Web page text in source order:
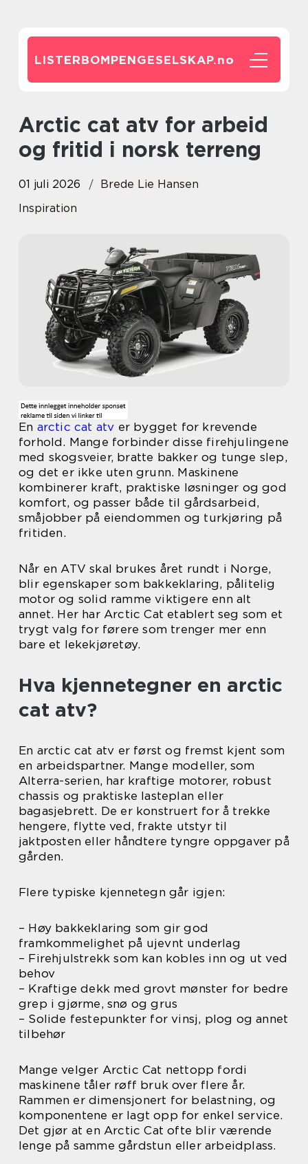
LISTERBOMPENGESELSKAP.no
Arctic cat atv for arbeid
og fritid i norsk terreng
01 juli 2026
Brede Lie Hansen
Inspiration
En arctic cat atv er bygget for krevende
forhold. Mange forbinder disse firehjulingene
med skogsveier, bratte bakker og tunge slep,
og det er ikke uten grunn. Maskinene
kombinerer kraft, praktiske løsninger og god
komfort, og passer både til gårdsarbeid,
småjobber på eiendommen og turkjøring på
fritiden.
Når en ATV skal brukes året rundt i Norge,
blir egenskaper som bakkeklaring, pålitelig
motor og solid ramme viktigere enn alt
annet. Her har Arctic Cat etablert seg som et
trygt valg for førere som trenger mer enn
bare et lekekjøretøy.
Hva kjennetegner en arctic
cat atv?
En arctic cat atv er først og fremst kjent som
en arbeidspartner. Mange modeller, som
Alterra-serien, har kraftige motorer, robust
chassis og praktiske lasteplan eller
bagasjebrett. De er konstruert for å trekke
hengere, flytte ved, frakte utstyr til
jaktposten eller håndtere tyngre oppgaver på
gården.
Flere typiske kjennetegn går igjen:
– Høy bakkeklaring som gir god
framkommelighet på ujevnt underlag
– Firehjulstrekk som kan kobles inn og ut ved
behov
– Kraftige dekk med grovt mønster for bedre
grep i gjørme, snø og grus
– Solide festepunkter for vinsj, plog og annet
tilbehør
Mange velger Arctic Cat nettopp fordi
maskinene tåler røff bruk over flere år.
Rammen er dimensjonert for belastning, og
komponentene er lagt opp for enkel service.
Det gjør at en Arctic Cat ofte blir værende
lenge på samme gårdstun eller arbeidplass.